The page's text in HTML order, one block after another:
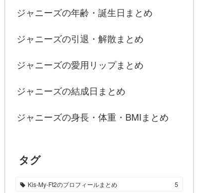
ジャニーズの年齢・誕生日まとめ
ジャニーズの引退・解散まとめ
ジャニーズの愛用リップまとめ
ジャニーズの結成日まとめ
ジャニーズの身長・体重・BMIまとめ
タグ
Kis-My-Ft2のプロフィールまとめ
5